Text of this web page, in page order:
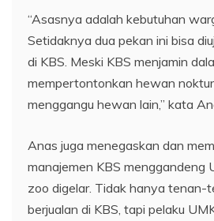
“Asasnya adalah kebutuhan
Setidaknya dua pekan ini bisa
di KBS. Meski KBS menjamin
mempertontonkan hewan
menggangu hewan lain,” kata
Anas juga menegaskan dan
manajemen KBS menggandeng
zoo digelar. Tidak hanya tenan-
berjualan di KBS, tapi pelaku